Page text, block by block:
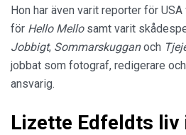
Hon har även varit reporter för USA
för Hello Mello samt varit
Jobbigt, Sommarskugganoch
jobbat som fotograf, redigerare
ansvarig.
Lizette Edfeldts liv